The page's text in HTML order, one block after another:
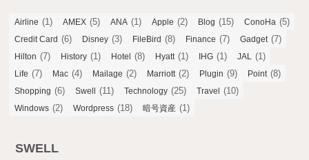
Airline (1) AMEX (5) ANA (1) Apple (2) Blog (15) ConoHa (5)
Credit Card (6) Disney (3) FileBird (8) Finance (7) Gadget (7)
Hilton (7) History (1) Hotel (8) Hyatt (1) IHG (1) JAL (1)
Life (7) Mac (4) Mailage (2) Marriott (2) Plugin (9) Point (8)
Shopping (6) Swell (11) Technology (25) Travel (10)
Windows (2) Wordpress (18) 暗号資産 (1)
SWELL